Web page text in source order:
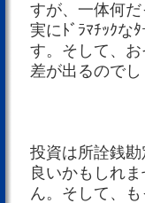
すが、一体何
実にﾄﾞﾗﾏﾁｯｸな
す。そして、
差が出るので
投資は所詮銭勘
良いかもしれ
ん。そして、